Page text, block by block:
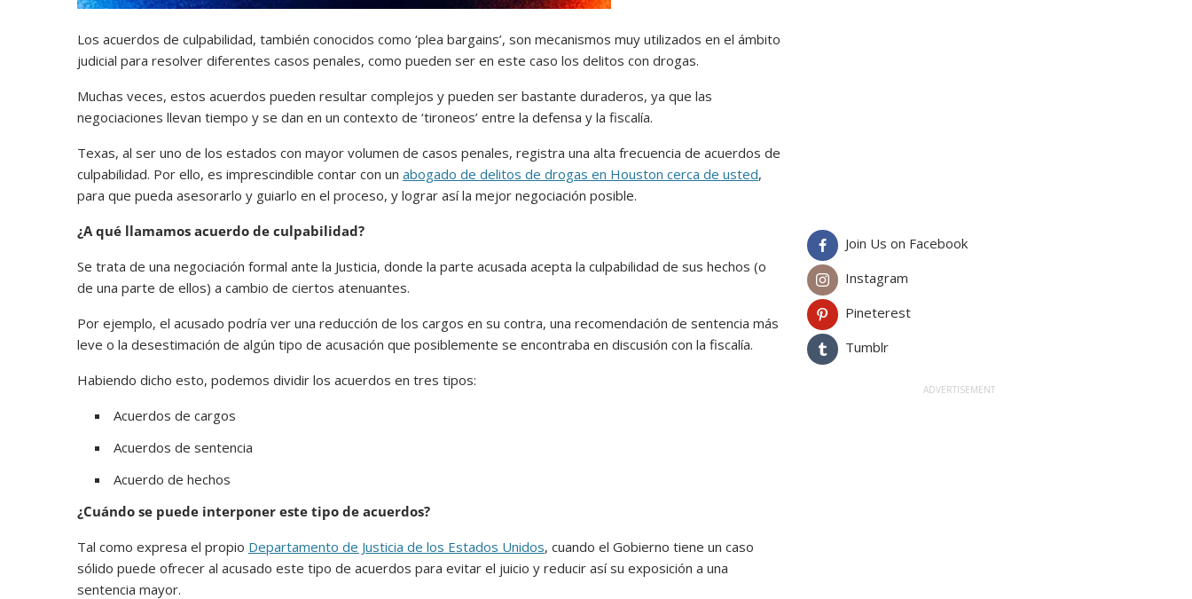
Los acuerdos de culpabilidad, también conocidos como ‘plea bargains’, son mecanismos muy utilizados en el ámbito
judicial para resolver diferentes casos penales, como pueden ser en este caso los delitos con drogas.
Muchas veces, estos acuerdos pueden resultar complejos y pueden ser bastante duraderos, ya que las
negociaciones llevan tiempo y se dan en un contexto de ‘tironeos’ entre la defensa y la fiscalía.
Texas, al ser uno de los estados con mayor volumen de casos penales, registra una alta frecuencia de acuerdos de
culpabilidad. Por ello, es imprescindible contar con un abogado de delitos de drogas en Houston cerca de usted,
para que pueda asesorarlo y guiarlo en el proceso, y lograr así la mejor negociación posible.
¿A qué llamamos acuerdo de culpabilidad?
Se trata de una negociación formal ante la Justicia, donde la parte acusada acepta la culpabilidad de sus hechos (o
de una parte de ellos) a cambio de ciertos atenuantes.
Por ejemplo, el acusado podría ver una reducción de los cargos en su contra, una recomendación de sentencia más
leve o la desestimación de algún tipo de acusación que posiblemente se encontraba en discusión con la fiscalía.
Habiendo dicho esto, podemos dividir los acuerdos en tres tipos:
Acuerdos de cargos
Acuerdos de sentencia
Acuerdo de hechos
¿Cuándo se puede interponer este tipo de acuerdos?
Tal como expresa el propio Departamento de Justicia de los Estados Unidos, cuando el Gobierno tiene un caso
sólido puede ofrecer al acusado este tipo de acuerdos para evitar el juicio y reducir así su exposición a una
sentencia mayor.
Join Us on Facebook
Instagram
Pineterest
Tumblr